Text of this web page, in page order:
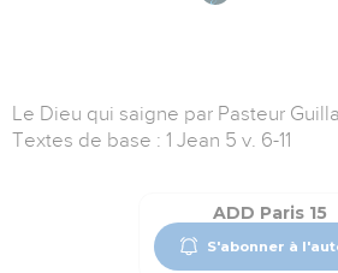
Le Dieu qui saigne par Pasteur
Textes de base : 1 Jean 5 v. 6-11
ADD Paris 15
S'abonner à